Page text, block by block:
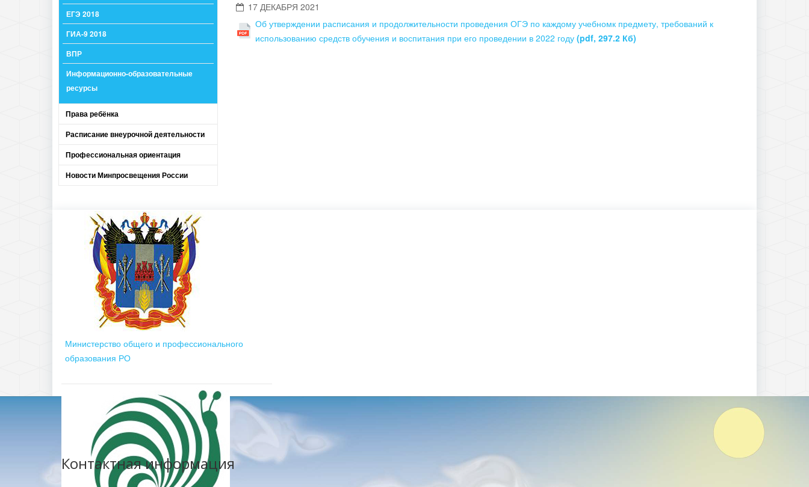
ЕГЭ 2018
ГИА-9 2018
ВПР
Информационно-образовательные
ресурсы
Права ребёнка
Расписание внеурочной деятельности
Профессиональная ориентация
Новости Минпросвещения России
17 ДЕКАБРЯ 2021
Об утверждении расписания и продолжительности проведения ОГЭ по каждому учебномк предмету, требований к
использованию средств обучения и воспитания при его проведении в 2022 году (pdf, 297.2 Кб)
Министерство общего и профессионального
образования РО
Контактная информация